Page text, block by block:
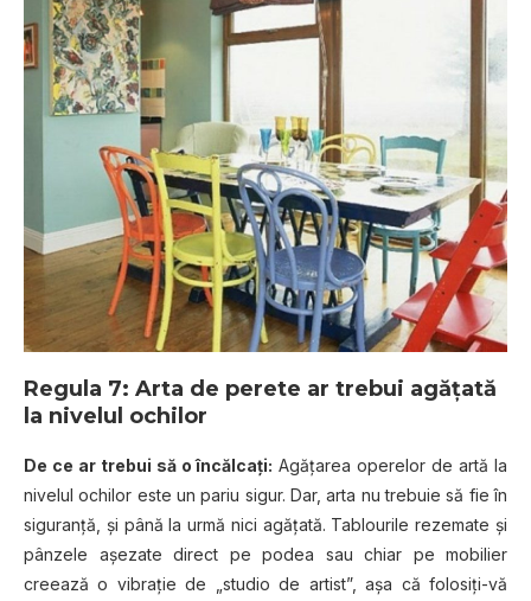
Regula 7: Arta de perete ar trebui agățată
la nivelul ochilor
De ce ar trebui să o încălcați: Agățarea operelor de artă la
nivelul ochilor este un pariu sigur. Dar, arta nu trebuie să fie în
siguranță, și până la urmă nici agățată. Tablourile rezemate și
pânzele așezate direct pe podea sau chiar pe mobilier
creează o vibrație de „studio de artist”, așa că folosiți-vă